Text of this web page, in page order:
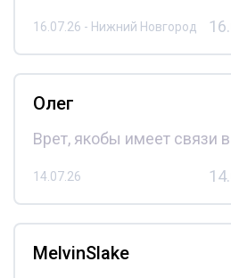
16.07.26 - Нижний Новгород
Олег
Врет, якобы имеет связи
14.07.26
MelvinSlake